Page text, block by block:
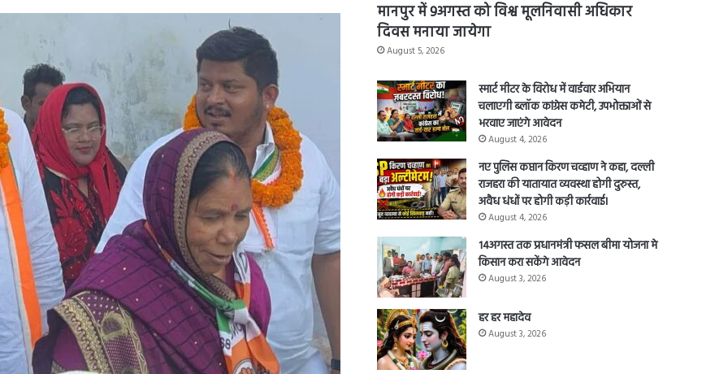
मानपुर में 9अगस्त को विश्व मूलनिवासी अधिकार
दिवस मनाया जायेगा
August 5, 2026
स्मार्ट मीटर के विरोध में वार्डवार अभियान
चलाएगी ब्लॉक कांग्रेस कमेटी, उपभोक्ताओं से
भरवाए जाएंगे आवेदन
August 4, 2026
नए पुलिस कप्तान किरण चव्हाण ने कहा, दल्ली
राजहरा की यातायात व्यवस्था होगी दुरुस्त,
अवैध धंधों पर होगी कड़ी कार्रवाई।
August 4, 2026
14अगस्त तक प्रधानमंत्री फसल बीमा योजना मे
किसान करा सकेंगे आवेदन
August 3, 2026
हर हर महादेव
August 3, 2026